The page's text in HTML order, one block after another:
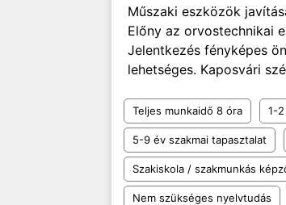
Műszaki eszközök
Előny az orvostechnikai
Jelentkezés fényképes
lehetséges. Kaposvári
Teljes munkaidő 8 óra 1-
5-9 év szakmai tapasztalat
Szakiskola / szakmunkás
Nem szükséges nyelvtudás